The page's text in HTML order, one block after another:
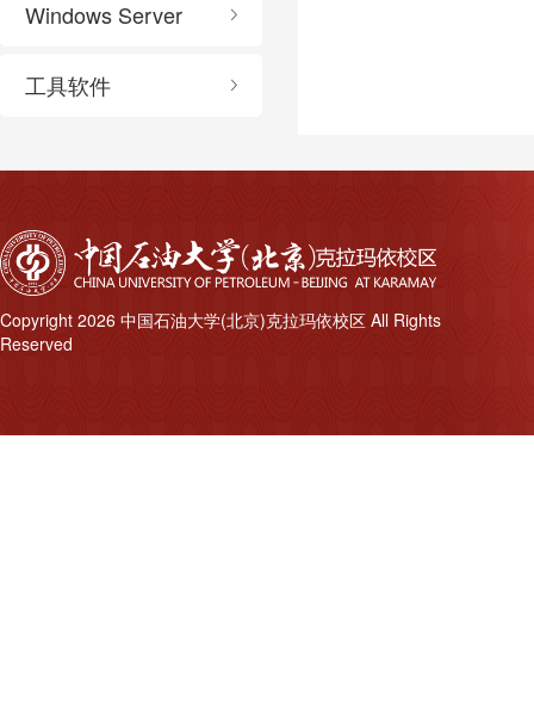
Windows Server
工具软件
Copyright 2026 中国石油大学(北京)克拉玛依校区 All Rights
Reserved